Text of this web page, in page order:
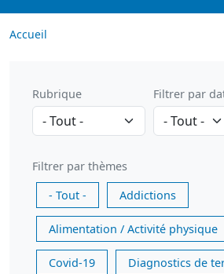
Accueil
Rubrique Filtrer par
Filtrer par thèmes
- Tout -
Addictions
Alimentation / Activité physique
Covid-19 Diagnostics de